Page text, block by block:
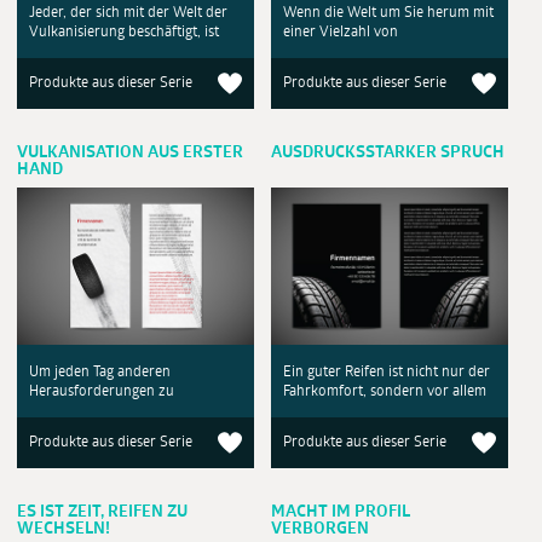
Jeder, der sich mit der Welt der
Vulkanisierung beschäftigt, ist
Produkte aus dieser Serie
Wenn die Welt um Sie herum mit
einer Vielzahl von
Produkte aus dieser Serie
VULKANISATION AUS ERSTER
HAND
Um jeden Tag anderen
Herausforderungen zu
Produkte aus dieser Serie
AUSDRUCKSSTARKER SPRUCH
Ein guter Reifen ist nicht nur der
Fahrkomfort, sondern vor allem
Produkte aus dieser Serie
ES IST ZEIT, REIFEN ZU
WECHSELN!
MACHT IM PROFIL
VERBORGEN